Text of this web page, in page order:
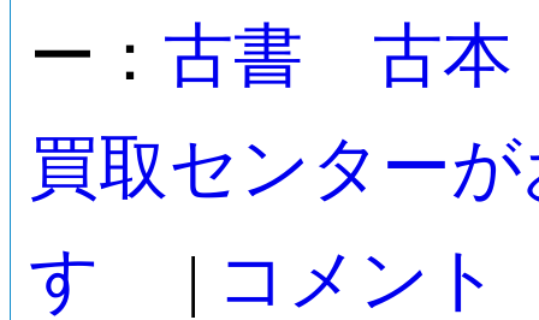
ー： 古書 古
買取センター
す
| コメント